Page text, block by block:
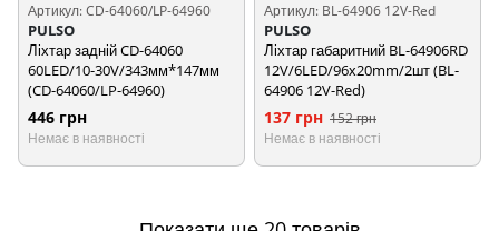
Артикул: CD-64060/LP-64960
PULSO
Ліхтар задній CD-64060
60LED/10-30V/343мм*147мм
(CD-64060/LP-64960)
446 грн
Немає в наявності
Артикул: BL-64906 12V-Red
PULSO
Ліхтар габаритний BL-64906RD
12V/6LED/96х20mm/2шт (BL-
64906 12V-Red)
137 грн 152 грн
Немає в наявності